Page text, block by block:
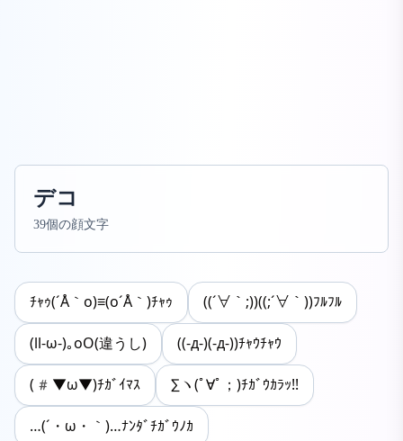
デコ
39個の顔文字
ﾁｬｩ(´Å｀o)≡(o´Å｀)ﾁｬｩ ((´∀｀;))((;´∀｀))ﾌﾙﾌﾙ
(ll-ω-)｡oO(違うし) ((-д-)(-д-))ﾁｬｳﾁｬｳ
(#▼ω▼)ﾁｶﾞｲﾏｽ ∑ヽ(ﾟ∀ﾟ；)ﾁｶﾞｳｶﾗｯ!!
…(´・ω・｀)…ﾅﾝﾀﾞﾁｶﾞｳﾉｶ